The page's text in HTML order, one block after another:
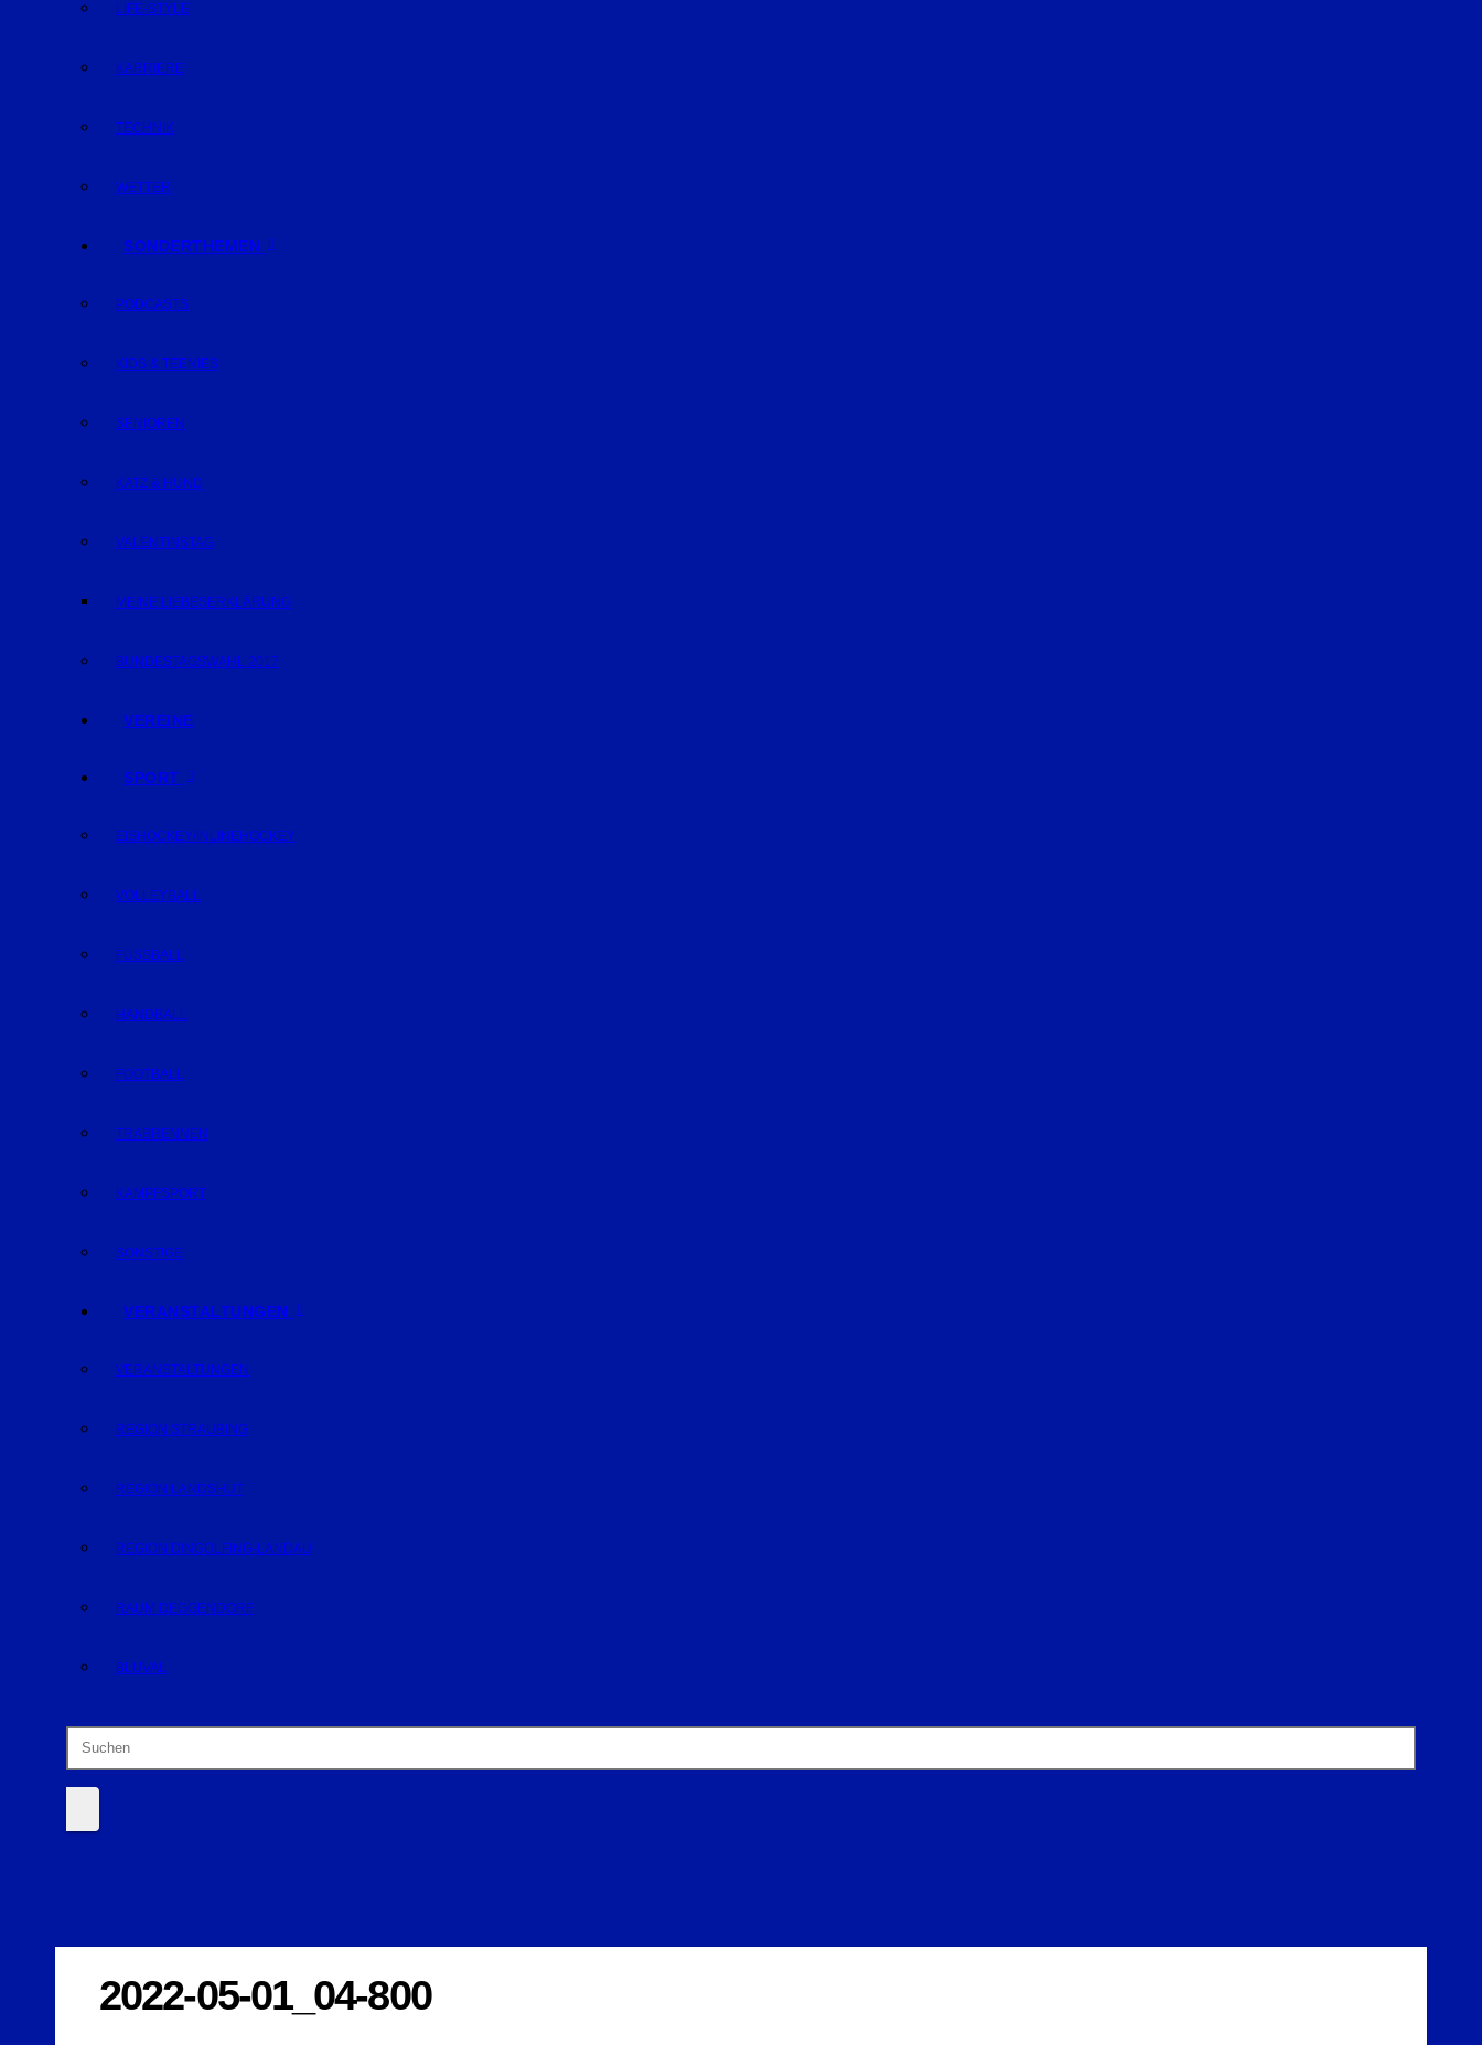
LIFE-STYLE
KARRIERE
TECHNIK
WETTER
SONDERTHEMEN
PODCASTS
KIDS & TEENIES
SENIOREN
KATZ & HUND
VALENTINSTAG
MEINE LIEBESERKLÄRUNG
BUNDESTAGSWAHL 2017
VEREINE
SPORT
EISHOCKEY/INLINEHOCKEY
VOLLEYBALL
FUSSBALL
HANDBALL
FOOTBALL
TRABRENNEN
KAMPFSPORT
SONSTIGE
VERANSTALTUNGEN
VERANSTALTUNGEN
REGION STRAUBING
REGION LANDSHUT
REGION DINGOLFING-LANDAU
RAUM DEGGENDORF
BLUVAL
2022-05-01_04-800